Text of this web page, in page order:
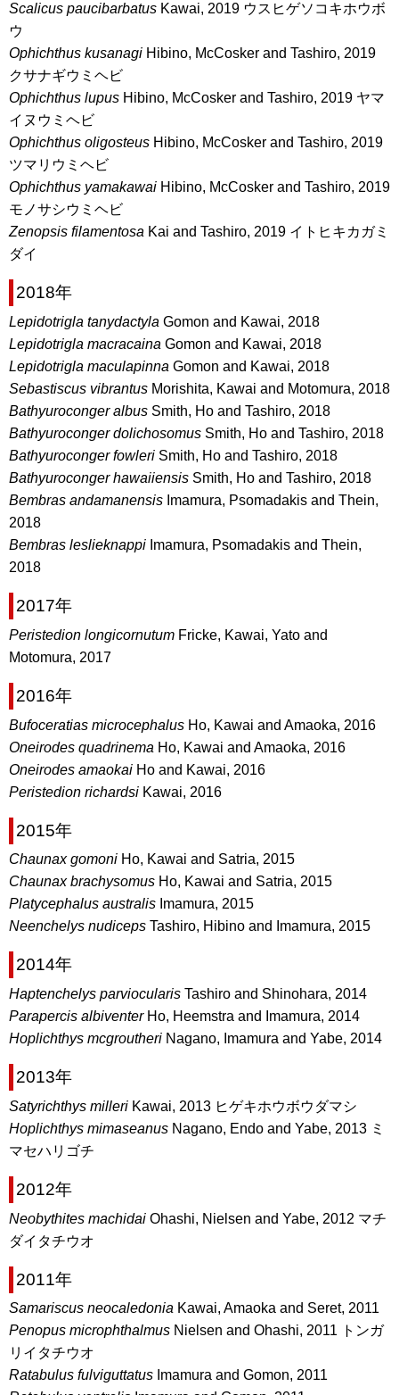
Scalicus paucibarbatus Kawai, 2019 ウスヒゲソコキホウボ
ウ
Ophichthus kusanagi Hibino, McCosker and Tashiro, 2019
クサナギウミヘビ
Ophichthus lupus Hibino, McCosker and Tashiro, 2019 ヤマ
イヌウミヘビ
Ophichthus oligosteus Hibino, McCosker and Tashiro, 2019
ツマリウミヘビ
Ophichthus yamakawai Hibino, McCosker and Tashiro, 2019
モノサシウミヘビ
Zenopsis filamentosa Kai and Tashiro, 2019 イトヒキカガミ
ダイ
2018年
Lepidotrigla tanydactyla Gomon and Kawai, 2018
Lepidotrigla macracaina Gomon and Kawai, 2018
Lepidotrigla maculapinna Gomon and Kawai, 2018
Sebastiscus vibrantus Morishita, Kawai and Motomura, 2018
Bathyuroconger albus Smith, Ho and Tashiro, 2018
Bathyuroconger dolichosomus Smith, Ho and Tashiro, 2018
Bathyuroconger fowleri Smith, Ho and Tashiro, 2018
Bathyuroconger hawaiiensis Smith, Ho and Tashiro, 2018
Bembras andamanensis Imamura, Psomadakis and Thein,
2018
Bembras leslieknappi Imamura, Psomadakis and Thein,
2018
2017年
Peristedion longicornutum Fricke, Kawai, Yato and
Motomura, 2017
2016年
Bufoceratias microcephalus Ho, Kawai and Amaoka, 2016
Oneirodes quadrinema Ho, Kawai and Amaoka, 2016
Oneirodes amaokai Ho and Kawai, 2016
Peristedion richardsi Kawai, 2016
2015年
Chaunax gomoni Ho, Kawai and Satria, 2015
Chaunax brachysomus Ho, Kawai and Satria, 2015
Platycephalus australis Imamura, 2015
Neenchelys nudiceps Tashiro, Hibino and Imamura, 2015
2014年
Haptenchelys parviocularis Tashiro and Shinohara, 2014
Parapercis albiventerHo, Heemstra and Imamura, 2014
Hoplichthys mcgroutheri Nagano, Imamura and Yabe, 2014
2013年
Satyrichthys milleri Kawai, 2013 ヒゲキホウボウダマシ
Hoplichthys mimaseanus Nagano, Endo and Yabe, 2013 ミ
マセハリゴチ
2012年
Neobythites machidai Ohashi, Nielsen and Yabe, 2012 マチ
ダイタチウオ
2011年
Samariscus neocaledonia Kawai, Amaoka and Seret, 2011
Penopus microphthalmus Nielsen and Ohashi, 2011 トンガ
リイタチウオ
Ratabulus fulviguttatus Imamura and Gomon, 2011